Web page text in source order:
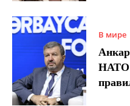
В мире
НАТО